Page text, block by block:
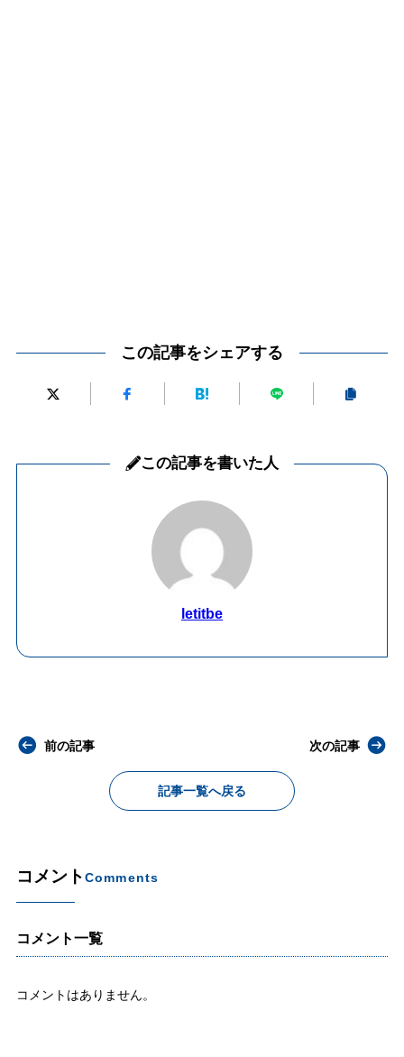
この記事をシェアする
この記事を書いた人
letitbe
前の記事
記事一覧へ戻る
次の記事
コメントComments
コメント一覧
コメントはありません。